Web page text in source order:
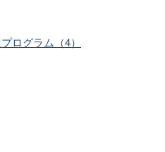
ログラム（4）